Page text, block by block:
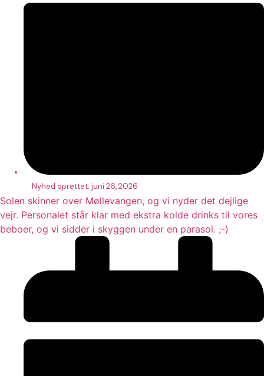
Nyhed oprettet: juni 26, 2026
Solen skinner over Møllevangen, og vi nyder det dejlige
vejr. Personalet står klar med ekstra kolde drinks til vores
beboer, og vi sidder i skyggen under en parasol. ;-)